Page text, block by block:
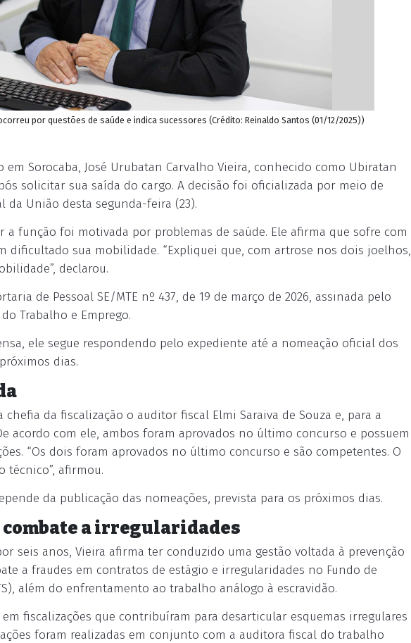
por questões de saúde e indica sucessores (Crédito: Reinaldo Santos (01/12/2025))
Sorocaba, José Urubatan Carvalho Vieira, conhecido como Ubiratan
solicitar sua saída do cargo. A decisão foi oficializada por meio de
União desta segunda-feira (23).
a função foi motivada por problemas de saúde. Ele afirma que sofre com
dificultado sua mobilidade. “Expliquei que, com artrose nos dois joelhos,
declarou.
de Pessoal SE/MTE nº 437, de 19 de março de 2026, assinada pelo
Trabalho e Emprego.
ele segue respondendo pelo expediente até a nomeação oficial dos
dias.
da fiscalização o auditor fiscal Elmi Saraiva de Souza e, para a
acordo com ele, ambos foram aprovados no último concurso e possuem
“Os dois foram aprovados no último concurso e são competentes. O
técnico”, afirmou.
da publicação das nomeações, prevista para os próximos dias.
combate a irregularidades
seis anos, Vieira afirma ter conduzido uma gestão voltada à prevenção
a fraudes em contratos de estágio e irregularidades no Fundo de
além do enfrentamento ao trabalho análogo à escravidão.
fiscalizações que contribuíram para desarticular esquemas irregulares
foram realizadas em conjunto com a auditora fiscal do trabalho